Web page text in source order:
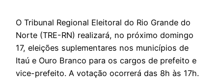
O Tribunal Regional Eleitoral do Rio Grande do
Norte (TRE-RN) realizará, no próximo domingo
17, eleições suplementares nos municípios de
Itaú e Ouro Branco para os cargos de prefeito e
vice-prefeito. A votação ocorrerá das 8h às 17h.